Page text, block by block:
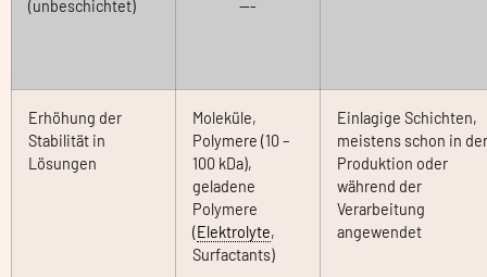
(unbeschichtet) —-
Erhöhung der
Stabilität in
Lösungen
Moleküle,
Polymere (10 –
100 kDa),
geladene
Polymere
(Elektrolyte,
Surfactants)
Einlagige Schichten,
meistens schon in der
Produktion oder
während der
Verarbeitung
angewendet